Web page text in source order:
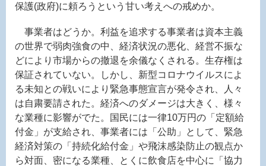
保護(政府)に頼ろうという甘い考えへの戒めか。
事業者はどうか。利益を追求する事業者は資本主義
の世界で弱肉強食の中、経済状況の悪化、経営不振な
どにより市場からの撤退を余儀なくされる。生存権は
保証されていない。しかし、新型コロナウイルスによ
る未知との戦いにより緊急事態宣言が発令され、人々
は自粛要請された。経済へのダメージは大きく、様々
な業種に影響がでた。国民には一律10万円の「定額給
付金」が支給され、事業者には「公助」として、緊急
経済対策の「持続化給付金」や飛沫感染防止の観点か
ら対面、密になる業種、とくに飲食店を中心に「協力